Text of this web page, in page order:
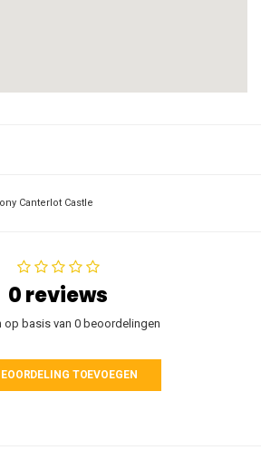
Canterlot Castle
0 reviews
op basis van 0 beoordelingen
TOEVOEGEN